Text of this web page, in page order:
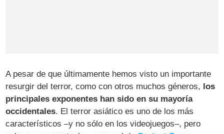
A pesar de que últimamente hemos visto un importante
resurgir del terror, como con otros muchos géneros, los
principales exponentes han sido en su mayoría
occidentales. El terror asiático es uno de los más
característicos –y no sólo en los videojuegos–, pero